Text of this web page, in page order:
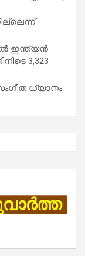
ഇന്ത്യൻ
3,323
ധ്യാനം